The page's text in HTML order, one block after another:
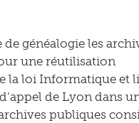
généalogie les
une réutilisation
la loi Informatique et
de Lyon dans
publiques